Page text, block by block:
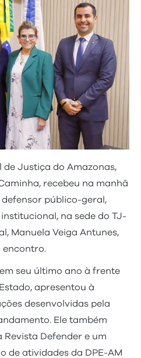
Justiça do Amazonas,
recebeu na manhã
público-geral,
na sede do TJ-
Manuela Veiga Antunes,
encontro.
seu último ano à frente
apresentou à
desenvolvidas pela
Ele também
Defender e um
de atividades da DPE-AM